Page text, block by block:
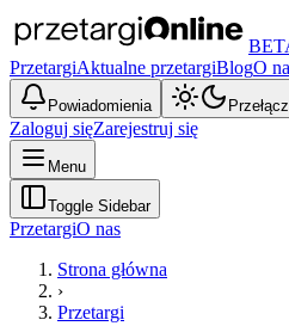
PrzetargiAktualne przetargiBlogO
Powiadomienia
Zaloguj sięZarejestruj się
Menu
Toggle Sidebar
PrzetargiO nas
Strona główna
›
Przetargi